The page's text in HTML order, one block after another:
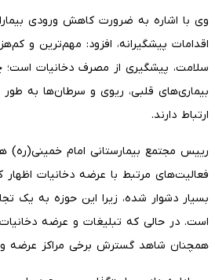
وی با اشاره به ضرورت کاهش ورودی
اقدامات پیشگیرانه، افزود: مهم‌ترین و
سلامت، پیشگیری از مصرف دخانیات است؛
بیماری‌های قلبی، ریوی و سرطان‌ها به
ارتباط دارند.
رییس مجتمع بیمارستانی امام خمینی(ره)
فعالیت‌های مرتبط با عرضه دخانیات اظهار
بسیار دشوار شده، زیرا این حوزه به یک
است. در حالی که تبلیغات و عرضه
همچنان شاهد گسترش برخی مراکز عرضه